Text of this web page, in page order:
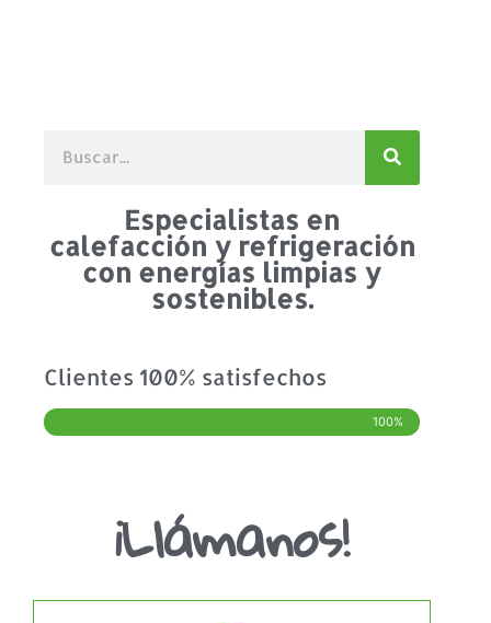
Especialistas en
calefacción y refrigeración
con energías limpias y
sostenibles.
Clientes 100% satisfechos
100%
¡Llámanos!